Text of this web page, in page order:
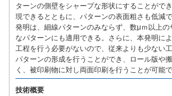
ターンの側壁をシャープな形状にすることがで
現できるとともに、パターンの表面粗さも低減
発明は、細線パターンのみならず、数μｍ以上の
なパターンにも適用できる。さらに、本発明に
工程を行う必要がないので、従来よりも少ない
パターンの形成を行うことができ、ロール版や
く、被印刷物に対し両面印刷を行うことが可能で
技術概要